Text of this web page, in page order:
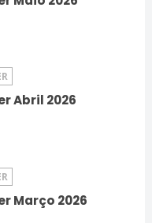
Abril 2026
Março 2026